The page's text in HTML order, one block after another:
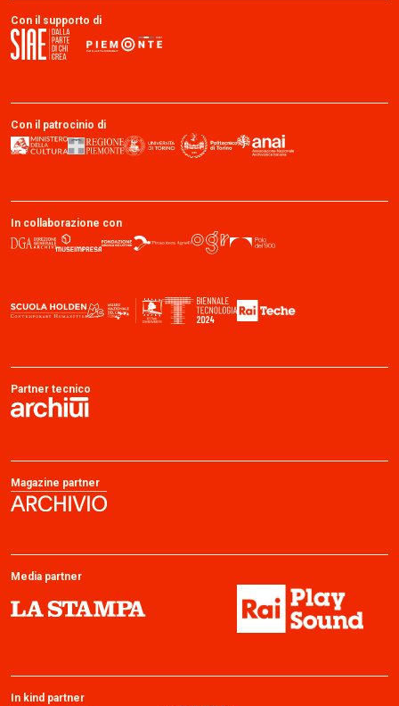
Con il supporto di
Con il patrocinio di
In collaborazione con
Partner tecnico
Magazine partner
Media partner
In kind partner